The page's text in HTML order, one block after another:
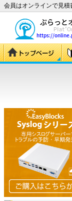
会員はオンラインで見積